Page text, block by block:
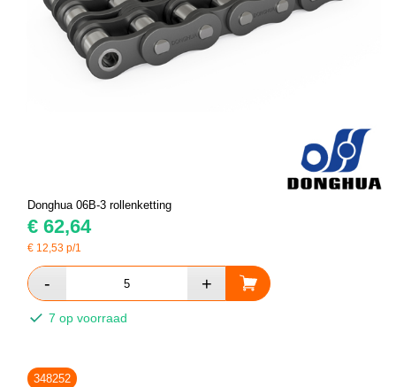
Donghua 06B-3 rollenketting
€ 62,64
€ 12,53 p/1
7 op voorraad
348252